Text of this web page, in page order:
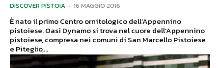
DISCOVER PISTOIA - 16 MAGGIO 2016
È nato il primo Centro ornitologico dell’Appennino
pistoiese. Oasi Dynamo si trova nel cuore dell’Appennino
pistoiese, compresa nei comuni di San Marcello Pistoiese
e Piteglio,...